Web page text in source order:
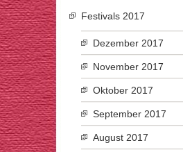
Festivals 2017
Dezember 2017
November 2017
Oktober 2017
September 2017
August 2017